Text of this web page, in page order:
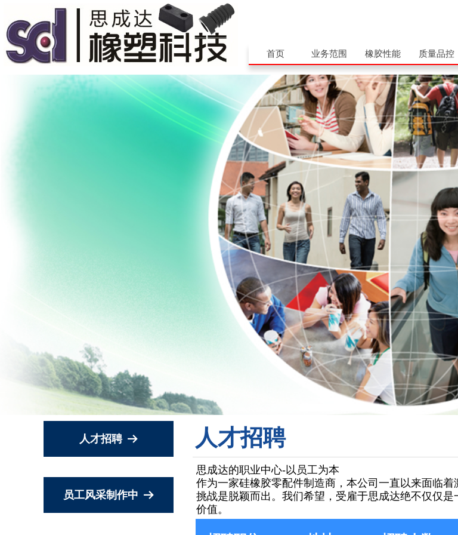
首页 业务范围 橡胶性能 质量品控
人才招聘 뀠
员工风采制作中 뀠
人才招聘
思成达的职业中心-以员工为本
作为一家硅橡胶零配件制造商，本公司一直以来面临
挑战是脱颖而出。我们希望，受雇于思成达绝不仅仅
价值。